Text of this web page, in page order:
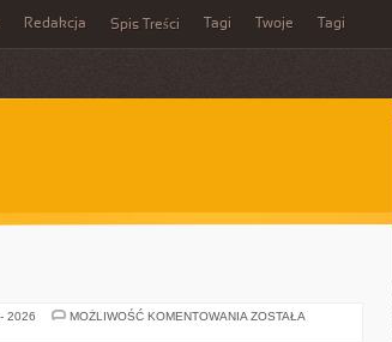
Redakcja Spis Treści Tagi Twoje Tagi
2026 MOŻLIWOŚĆ KOMENTOWANIA TĘSKNOTA
ZOSTAŁA